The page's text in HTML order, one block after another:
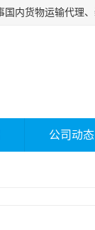
公司动态